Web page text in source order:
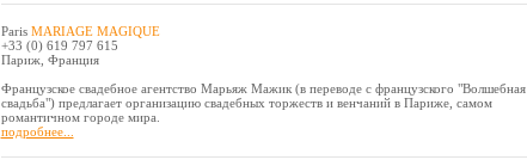
Paris MARIAGE MAGIQUE
+33 (0) 619 797 615
Париж, Франция
Французское свадебное агентство Марьяж Мажик (в переводе с французского "Волшебная
свадьба") предлагает организацию свадебных торжеств и венчаний в Париже, самом
романтичном городе мира.
подробнее...